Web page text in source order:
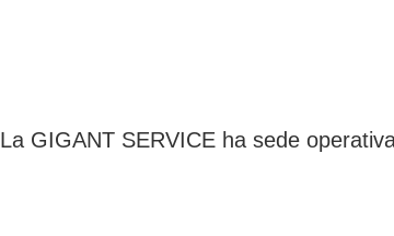
La GIGANT SERVICE ha sede